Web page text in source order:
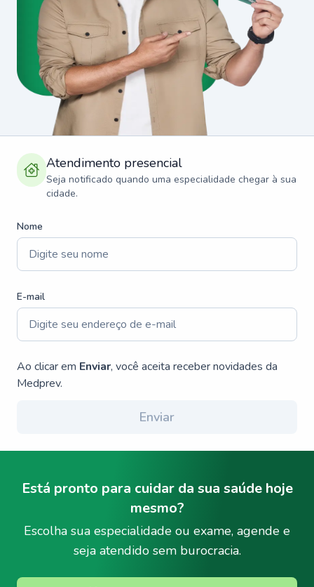
Atendimento presencial
Seja notificado quando uma especialidade chegar à sua
cidade.
Nome
E-mail
Ao clicar em Enviar, você aceita receber novidades da
Medprev.
Enviar
Está pronto para cuidar da sua saúde hoje
mesmo?
Escolha sua especialidade ou exame, agende e
seja atendido sem burocracia.